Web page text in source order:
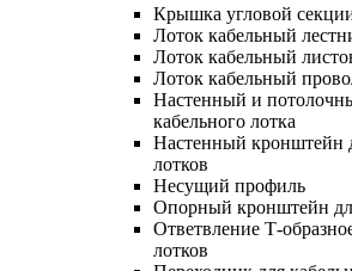
Крышка угловой
Лоток кабельный
Лоток кабельный
Лоток кабельный
Настенный и
кабельного лотка
Настенный кронштейн
лотков
Несущий профиль
Опорный кронштейн
Ответвление Т-
лотков